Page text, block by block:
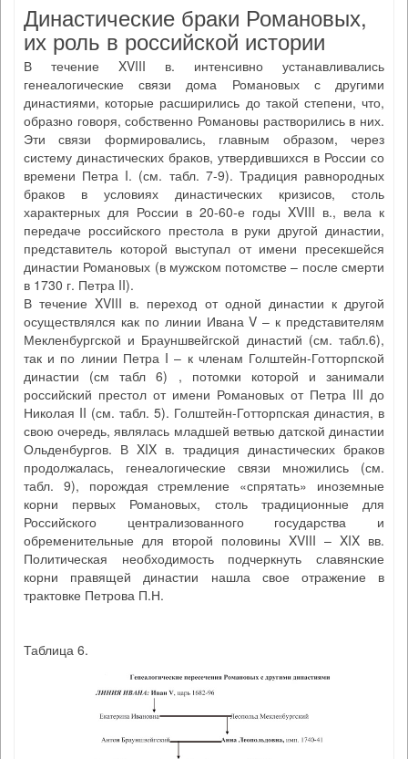
Династические браки Романовых,
их роль в российской истории
В течение XVIII в. интенсивно устанавливались
генеалогические связи дома Романовых с другими
династиями, которые расширились до такой степени, что,
образно говоря, собственно Романовы растворились в них.
Эти связи формировались, главным образом, через
систему династических браков, утвердившихся в России со
времени Петра I. (см. табл. 7-9). Традиция равнородных
браков в условиях династических кризисов, столь
характерных для России в 20-60-е годы XVIII в., вела к
передаче российского престола в руки другой династии,
представитель которой выступал от имени пресекшейся
династии Романовых (в мужском потомстве – после смерти
в 1730 г. Петра II).
В течение XVIII в. переход от одной династии к другой
осуществлялся как по линии Ивана V – к представителям
Мекленбургской и Брауншвейгской династий (см. табл.6),
так и по линии Петра I – к членам Голштейн-Готторпской
династии (см табл 6) , потомки которой и занимали
российский престол от имени Романовых от Петра III до
Николая II (см. табл. 5). Голштейн-Готторпская династия, в
свою очередь, являлась младшей ветвью датской династии
Ольденбургов. В XIX в. традиция династических браков
продолжалась, генеалогические связи множились (см.
табл. 9), порождая стремление «спрятать» иноземные
корни первых Романовых, столь традиционные для
Российского централизованного государства и
обременительные для второй половины XVIII – XIX вв.
Политическая необходимость подчеркнуть славянские
корни правящей династии нашла свое отражение в
трактовке Петрова П.Н.
Таблица 6.